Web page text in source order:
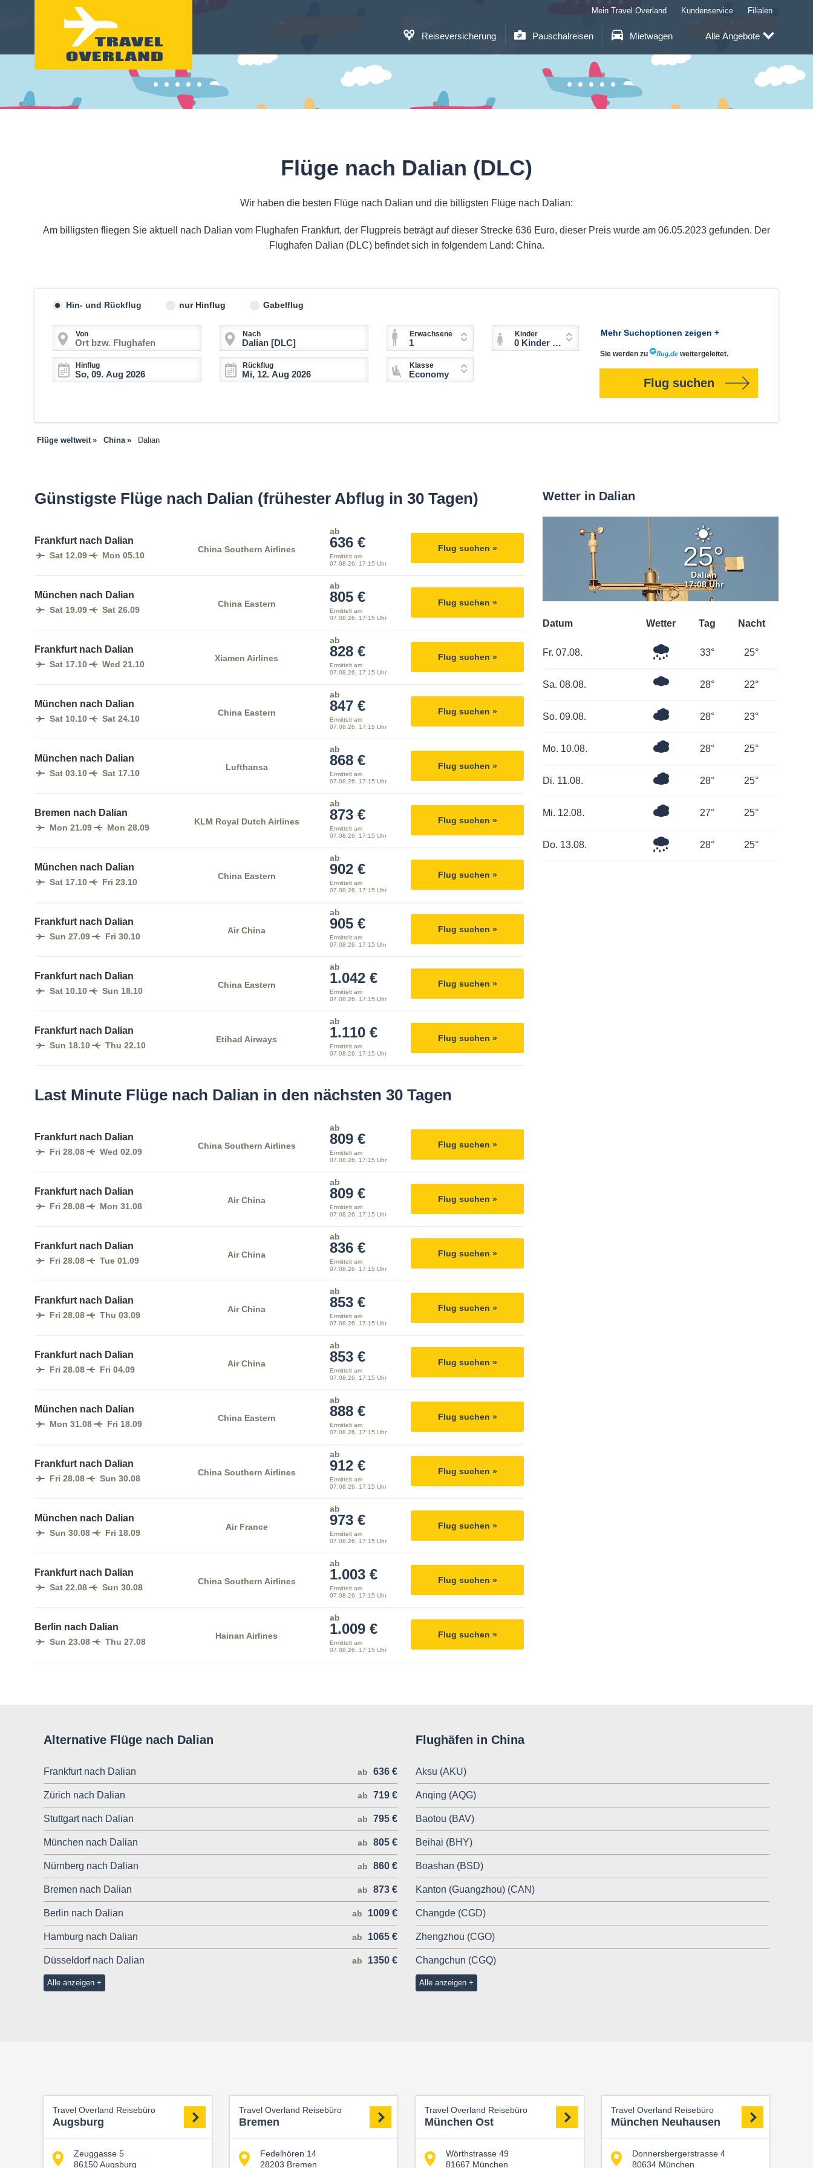
Reiseversicherung Pauschalreisen Mietwagen
Mein Travel Overland Kundenservice Filialen
Alle Angebote
Flüge nach Dalian (DLC)
Wir haben die besten Flüge nach Dalian und die billigsten Flüge nach Dalian:
Am billigsten fliegen Sie aktuell nach Dalian vom Flughafen Frankfurt, der Flugpreis beträgt auf dieser Strecke 636 Euro, dieser Preis wurde am 06.05.2023 gefunden. Der
Flughafen Dalian (DLC) befindet sich in folgendem Land: China.
Hin- und Rückflug nur Hinflug Gabelflug
Von Nach
Hinflug Rückflug
Erwachsene
1
Kinder
0 Kinder (2-11 Jahre)
Klasse
Economy
Mehr Suchoptionen zeigen +
Sie werden zu weitergeleitet.
Flug suchen
Flüge weltweit China Dalian
Günstigste Flüge nach Dalian (frühester Abflug in 30 Tagen)
Frankfurt nach Dalian
Sat 12.09 Mon 05.10
China Southern Airlines
ab
636 €
Ermittelt am
07.08.26, 17:15 Uhr
Flug suchen »
München nach Dalian
Sat 19.09 Sat 26.09
China Eastern
ab
805 €
Ermittelt am
07.08.26, 17:15 Uhr
Flug suchen »
Frankfurt nach Dalian
Sat 17.10 Wed 21.10
Xiamen Airlines
ab
828 €
Ermittelt am
07.08.26, 17:15 Uhr
Flug suchen »
München nach Dalian
Sat 10.10 Sat 24.10
China Eastern
ab
847 €
Ermittelt am
07.08.26, 17:15 Uhr
Flug suchen »
München nach Dalian
Sat 03.10 Sat 17.10
Lufthansa
ab
868 €
Ermittelt am
07.08.26, 17:15 Uhr
Flug suchen »
Bremen nach Dalian
Mon 21.09 Mon 28.09
KLM Royal Dutch Airlines
ab
873 €
Ermittelt am
07.08.26, 17:15 Uhr
Flug suchen »
München nach Dalian
Sat 17.10 Fri 23.10
China Eastern
ab
902 €
Ermittelt am
07.08.26, 17:15 Uhr
Flug suchen »
Frankfurt nach Dalian
Sun 27.09 Fri 30.10
Air China
ab
905 €
Ermittelt am
07.08.26, 17:15 Uhr
Flug suchen »
Frankfurt nach Dalian
Sat 10.10 Sun 18.10
China Eastern
ab
1.042 €
Ermittelt am
07.08.26, 17:15 Uhr
Flug suchen »
Frankfurt nach Dalian
Sun 18.10 Thu 22.10
Etihad Airways
ab
1.110 €
Ermittelt am
07.08.26, 17:15 Uhr
Flug suchen »
Last Minute Flüge nach Dalian in den nächsten 30 Tagen
Frankfurt nach Dalian
Fri 28.08 Wed 02.09
China Southern Airlines
ab
809 €
Ermittelt am
07.08.26, 17:15 Uhr
Flug suchen »
Frankfurt nach Dalian
Fri 28.08 Mon 31.08
Air China
ab
809 €
Ermittelt am
07.08.26, 17:15 Uhr
Flug suchen »
Frankfurt nach Dalian
Fri 28.08 Tue 01.09
Air China
ab
836 €
Ermittelt am
07.08.26, 17:15 Uhr
Flug suchen »
Frankfurt nach Dalian
Fri 28.08 Thu 03.09
Air China
ab
853 €
Ermittelt am
07.08.26, 17:15 Uhr
Flug suchen »
Frankfurt nach Dalian
Fri 28.08 Fri 04.09
Air China
ab
853 €
Ermittelt am
07.08.26, 17:15 Uhr
Flug suchen »
München nach Dalian
Mon 31.08 Fri 18.09
China Eastern
ab
888 €
Ermittelt am
07.08.26, 17:15 Uhr
Flug suchen »
Frankfurt nach Dalian
Fri 28.08 Sun 30.08
China Southern Airlines
ab
912 €
Ermittelt am
07.08.26, 17:15 Uhr
Flug suchen »
München nach Dalian
Sun 30.08 Fri 18.09
Air France
ab
973 €
Ermittelt am
07.08.26, 17:15 Uhr
Flug suchen »
Frankfurt nach Dalian
Sat 22.08 Sun 30.08
China Southern Airlines
ab
1.003 €
Ermittelt am
07.08.26, 17:15 Uhr
Flug suchen »
Berlin nach Dalian
Sun 23.08 Thu 27.08
Hainan Airlines
ab
1.009 €
Ermittelt am
07.08.26, 17:15 Uhr
Flug suchen »
Wetter in Dalian
Klarer
Himmel
25°
Dalian
17:08 Uhr
Datum Wetter Tag Nacht
Fr. 07.08.
Leichter33° 25°
Sa. 08.08.
Ein
Wolken
28° 22°
So. 09.08. Bedeckt28° 23°
Mo. 10.08. Bedeckt28° 25°
Di. 11.08. Bedeckt28° 25°
Mi. 12.08. Bedeckt27° 25°
Do. 13.08.
Leichter28° 25°
Alternative Flüge nach Dalian
Frankfurt nach Dalian ab 636 €
Zürich nach Dalian ab 719 €
Stuttgart nach Dalian ab 795 €
München nach Dalian ab 805 €
Nürnberg nach Dalian ab 860 €
Bremen nach Dalian ab 873 €
Berlin nach Dalian ab 1009 €
Hamburg nach Dalian ab 1065 €
Düsseldorf nach Dalian ab 1350 €
Alle anzeigen
Flughäfen in China
Aksu (AKU)
Anqing (AQG)
Baotou (BAV)
Beihai (BHY)
Boashan (BSD)
Kanton (Guangzhou) (CAN)
Changde (CGD)
Zhengzhou (CGO)
Changchun (CGQ)
Alle anzeigen
Travel Overland Reisebüro
Augsburg
Zeuggasse 5
86150 Augsburg
Travel Overland Reisebüro
Bremen
Fedelhören 14
28203 Bremen
Travel Overland Reisebüro
München Ost
Wörthstrasse 49
81667 München
Travel Overland Reisebüro
München Neuhausen
Donnersbergerstrasse 4
80634 München